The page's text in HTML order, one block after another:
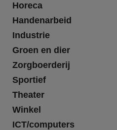
Horeca
Handenarbeid
Industrie
Groen en dier
Zorgboerderij
Sportief
Theater
Winkel
ICT/computers